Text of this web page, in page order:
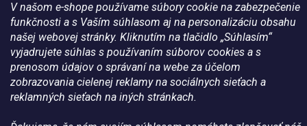
V našom e-shope používame súbory cookie na zabezpečenie
funkčnosti a s Vaším súhlasom aj na personalizáciu obsahu
našej webovej stránky. Kliknutím na tlačidlo „Súhlasím“
vyjadrujete súhlas s používaním súborov cookies a s
prenosom údajov o správaní na webe za účelom
zobrazovania cielenej reklamy na sociálnych sieťach a
reklamných sieťach na iných stránkach.
Vytvoril Shoptet
Copyright 2026Všetko pre vaše kone - WateHorse.sk. Všetky
práva vyhradené.